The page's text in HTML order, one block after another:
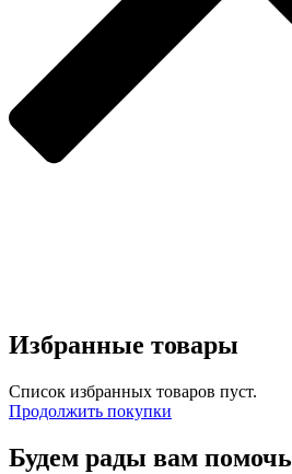
Избранные товары
Список избранных товаров пуст.
Продолжить покупки
Будем рады вам помочь